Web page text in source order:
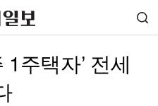
주택자’ 전세